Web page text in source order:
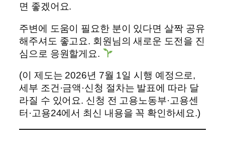
면 좋겠어요.
주변에 도움이 필요한 분이 있다면 살짝 공유
해주셔도 좋고요. 회원님의 새로운 도전을 진
심으로 응원할게요.
(이 제도는 2026년 7월 1일 시행 예정으로,
세부 조건·금액·신청 절차는 발표에 따라 달
라질 수 있어요. 신청 전 고용노동부·고용센
터·고용24에서 최신 내용을 꼭 확인하세요.)